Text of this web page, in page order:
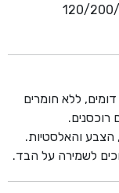
עם צבעים דומים, ללא חומרים
רוכסנים.
הצבע והאלסטיות.
לשמירה על הבד.